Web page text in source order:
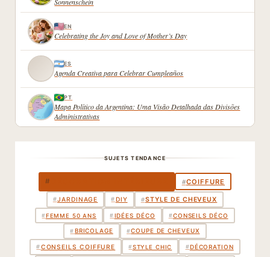
EN
Celebrating the Joy and Love of Mother’s Day
ES
Agenda Creativa para Celebrar Cumpleaños
PT
Mapa Político da Argentina: Uma Visão Detalhada das Divisões
Administrativas
SUJETS TENDANCE
# #COIFFURE
#JARDINAGE #DIY #STYLE DE CHEVEUX
# FEMME 50 ANS #IDÉES DÉCO #CONSEILS DÉCO
#BRICOLAGE #COUPE DE CHEVEUX
#CONSEILS COIFFURE # STYLE CHIC #DÉCORATION